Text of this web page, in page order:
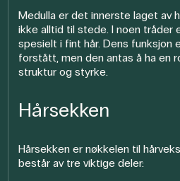
Medulla er det innerste laget av
ikke alltid til stede. I noen tråder
spesielt i fint hår. Dens
forstått, men den antas å ha en
struktur og styrke.
Hårsekken
Hårsekken er nøkkelen til
består av tre viktige deler: